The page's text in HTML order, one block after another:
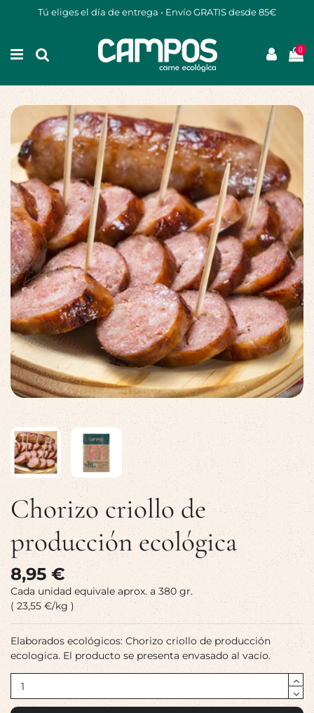
Tú eliges el día de entrega • Envío GRATIS desde 85€
0
Chorizo criollo de
producción ecológica
8,95 €
Cada unidad equivale aprox. a 380 gr.
( 23,55 €/kg )
Elaborados ecológicos: Chorizo criollo de producción
ecologica. El producto se presenta envasado al vacío.